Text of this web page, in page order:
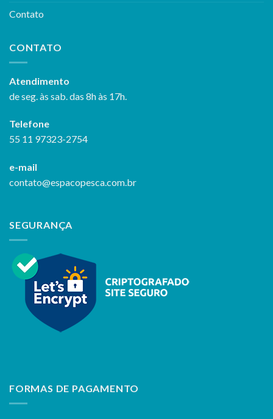
Contato
CONTATO
Atendimento
de seg. às sab. das 8h às 17h.
Telefone
55 11 97323-2754
e-mail
contato@espacopesca.com.br
SEGURANÇA
FORMAS DE PAGAMENTO